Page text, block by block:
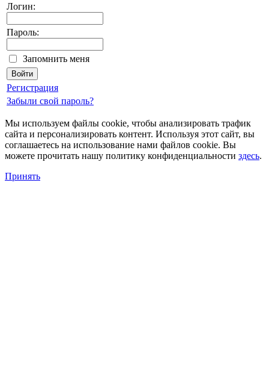
Логин:
Пароль:
Запомнить меня
Регистрация
Забыли свой пароль?
Мы используем файлы cookie, чтобы анализировать трафик
сайта и персонализировать контент. Используя этот сайт, вы
соглашаетесь на использование нами файлов cookie. Вы
можете прочитать нашу политику конфиденциальности здесь.
Принять